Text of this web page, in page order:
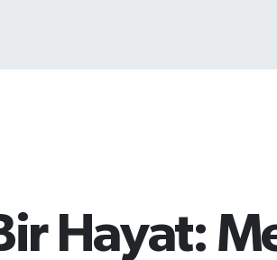
Hayat: